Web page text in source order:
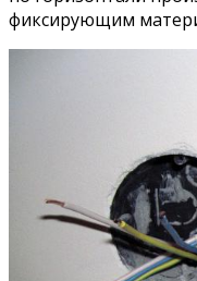
фиксирующим